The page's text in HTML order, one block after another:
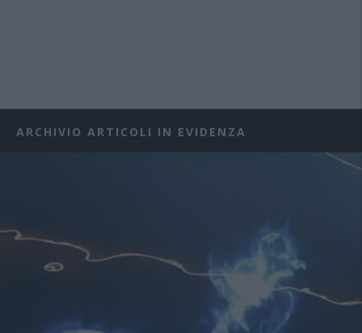
ARCHIVIO ARTICOLI IN EVIDENZA